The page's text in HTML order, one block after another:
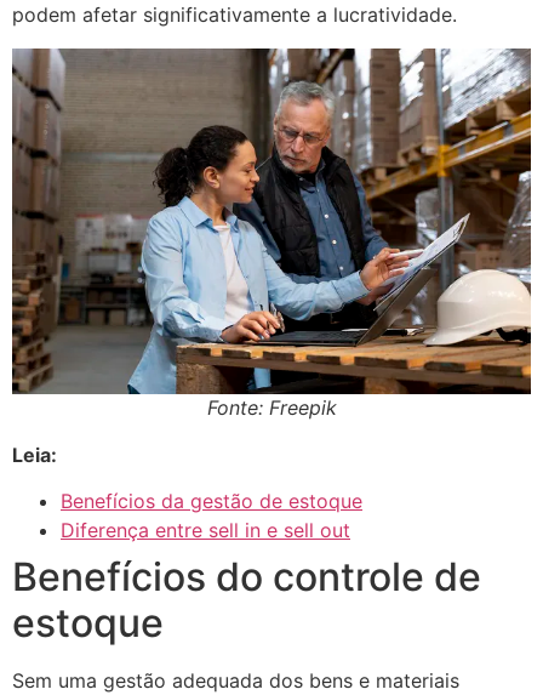
podem afetar significativamente a lucratividade.
Fonte: Freepik
Leia:
Benefícios da gestão de estoque
Diferença entre sell in e sell out
Benefícios do controle de
estoque
Sem uma gestão adequada dos bens e materiais